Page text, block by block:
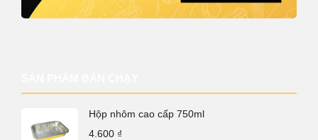
Hộp nhôm cao cấp 750ml
4.600 ₫